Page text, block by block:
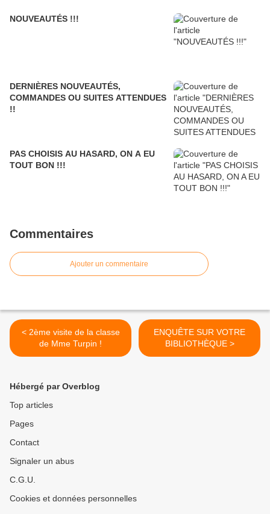
NOUVEAUTÉS !!!
DERNIÈRES NOUVEAUTÉS,
COMMANDES OU SUITES ATTENDUES
!!
PAS CHOISIS AU HASARD, ON A EU
TOUT BON !!!
Commentaires
Ajouter un commentaire
< 2ème visite de la classe
de Mme Turpin !
ENQUÊTE SUR VOTRE
BIBLIOTHÈQUE >
Hébergé par Overblog
Top articles
Pages
Contact
Signaler un abus
C.G.U.
Cookies et données personnelles